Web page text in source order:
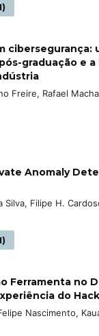
cibersegurança:
graduação e
Freire, Rafael
Anomaly
Silva, Filipe H.
Ferramenta no
do
Nascimento,